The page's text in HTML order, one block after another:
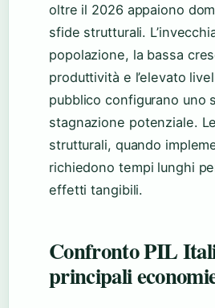
oltre il 2026 appaiono
sfide strutturali.
popolazione, la bassa
produttività e l’elevato
pubblico configurano uno
stagnazione potenziale.
strutturali, quando
richiedono tempi lunghi
effetti tangibili.
Confronto PIL
principali